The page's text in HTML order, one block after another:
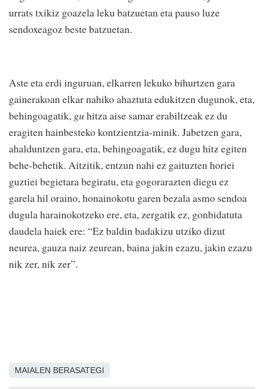
urrats txikiz goazela leku batzuetan eta pauso luze
sendoxeagoz beste batzuetan.
Aste eta erdi inguruan, elkarren lekuko bihurtzen gara
gainerakoan elkar nahiko ahaztuta edukitzen dugunok, eta,
behingoagatik, gu hitza aise samar erabiltzeak ez du
eragiten hainbesteko kontzientzia-minik. Jabetzen gara,
ahalduntzen gara, eta, behingoagatik, ez dugu hitz egiten
behe-behetik. Aitzitik, entzun nahi ez gaituzten horiei
guztiei begietara begiratu, eta gogorarazten diegu ez
garela hil oraino, honainokotu garen bezala asmo sendoa
dugula harainokotzeko ere, eta, zergatik ez, gonbidatuta
daudela haiek ere: “Ez baldin badakizu utziko dizut
neurea, gauza naiz zeurean, baina jakin ezazu, jakin ezazu
nik zer, nik zer”.
MAIALEN BERASATEGI